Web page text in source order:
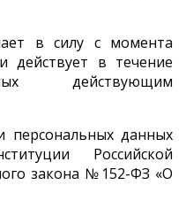
в силу с момента
действует в течение
действующим
персональных данных
Российской
закона №152-ФЗ «О